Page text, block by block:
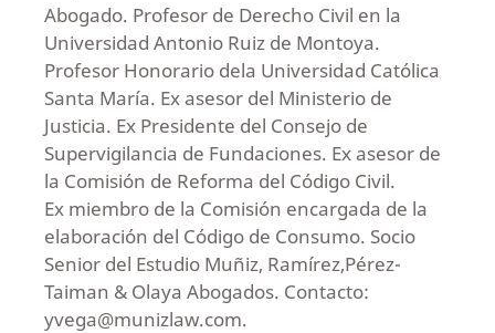
Abogado. Profesor de Derecho Civil en la
Universidad Antonio Ruiz de Montoya.
Profesor Honorario dela Universidad Católica
Santa María. Ex asesor del Ministerio de
Justicia. Ex Presidente del Consejo de
Supervigilancia de Fundaciones. Ex asesor de
la Comisión de Reforma del Código Civil.
Ex miembro de la Comisión encargada de la
elaboración del Código de Consumo. Socio
Senior del Estudio Muñiz, Ramírez,Pérez-
Taiman & Olaya Abogados. Contacto:
yvega@munizlaw.com.